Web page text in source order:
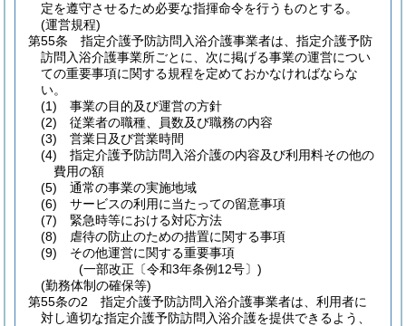
定を遵守させるため必要な指揮命令を行うものとする。
(運営規程)
第55条
指定介護予防訪問入浴介護事業者は、指定介護予防
訪問入浴介護事業所ごとに、次に掲げる事業の運営につい
ての重要事項に関する規程を定めておかなければならな
い。
(1)
事業の目的及び運営の方針
(2)
従業者の職種、員数及び職務の内容
(3)
営業日及び営業時間
(4)
指定介護予防訪問入浴介護の内容及び利用料その他の
費用の額
(5)
通常の事業の実施地域
(6)
サービスの利用に当たっての留意事項
(7)
緊急時等における対応方法
(8)
虐待の防止のための措置に関する事項
(9)
その他運営に関する重要事項
(一部改正〔令和3年条例12号〕)
(勤務体制の確保等)
第55条の2
指定介護予防訪問入浴介護事業者は、利用者に
対し適切な指定介護予防訪問入浴介護を提供できるよう、